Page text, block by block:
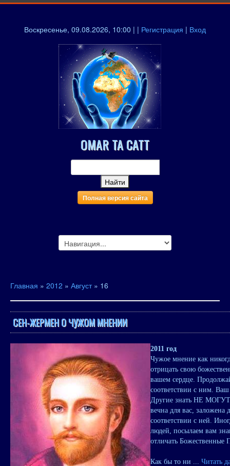
Воскресенье, 09.08.2026, 10:00 | | Регистрация | Вход
OMAR TA CATT
Полная версия сайта
Главная » 2012 » Август » 16
СЕН-ЖЕРМЕН О ЧУЖОМ МНЕНИИ
2011 год
Чужое мнение как
отрицать свою
вашем сердце.
соответствии с ним.
Другие знать НЕ МОГУТ.
вечна для вас,
соответствии с ней.
людей, посылаем вам
отличать Божественные
Как бы то ни ... Читать